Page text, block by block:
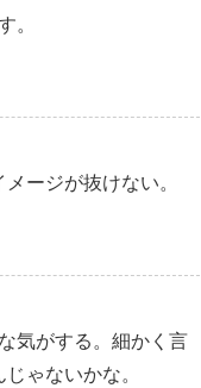
。
ージが抜けない。
気がする。細かく言
ゃないかな。